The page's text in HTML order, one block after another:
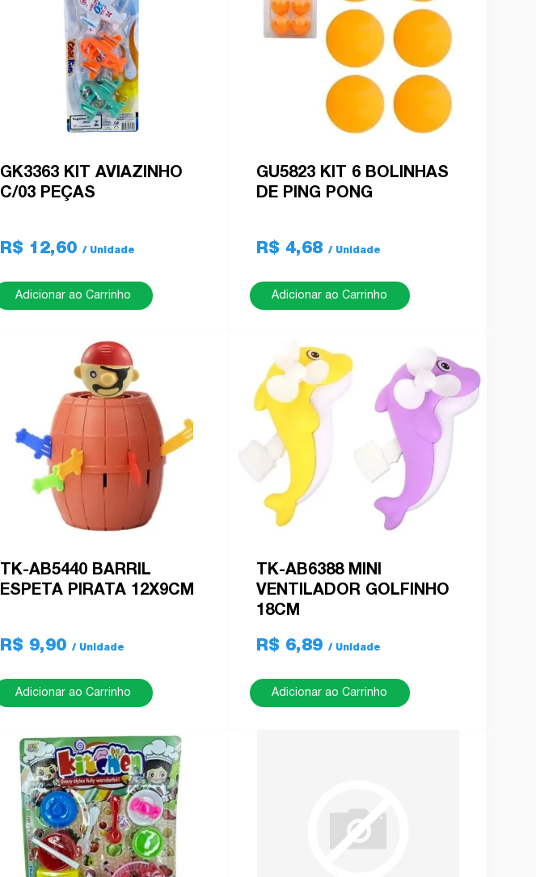
GK3363 KIT AVIAZINHO
C/03 PEÇAS
R$ 12,60
Adicionar ao Carrinho
GU5823 KIT 6 BOLINHAS
DE PING PONG
R$ 4,68
Adicionar ao Carrinho
TK-AB5440 BARRIL
ESPETA PIRATA 12X9CM
R$ 9,90
Adicionar ao Carrinho
TK-AB6388 MINI
VENTILADOR GOLFINHO
18CM
R$ 6,89
Adicionar ao Carrinho